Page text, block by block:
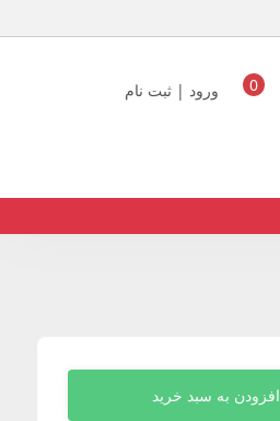
0 ورود | ثبت نام
افزودن به سبد خرید